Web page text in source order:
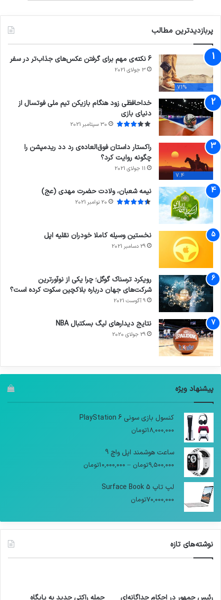
پربازدیدترین مطالب
71%
6 نکته‌ی مهم برای گرفتن عکس‌های جذاب‌تر در سفر
3 جولای 2021
خداحافظی زود هنگام بازیکن تیم ملی فوتسال از
دنیای بازی
30 سپتامبر 2021
7.4
راکستار داستان فوق‌العاده‌ی رد دد ریدمپشن را
چگونه روایت کرد؟
11 جولای 2021
نیمه شعبان، ولادت حضرت مهدی (عج)
20 نوامبر 2021
نخستین وسیله کاملا خودران نقلیه اپل
29 دسامبر 2021
رویکرد ترسناک گوگل؛ چرا یکی از نوآورترین
شرکت‌های جهان درباره بلاکچین سکوت کرده است؟
9 آگوست 2021
نتایج دیدار‌های لیگ بسکتبال NBA
29 جولای 2020
پیشنهاد ویژه
کنسول بازی سونی PlayStation 6
18,000,000تومان
ساعت هوشمند اپل واچ 9
9,500,000تومان –
10,000,000تومان
لپ تاپ Surface Book 5
70,000,000تومان
نوشته‌های تازه
رئیس جمهور در احکام جداگانه‌ای
حمله راکتی جدید به پایگاه